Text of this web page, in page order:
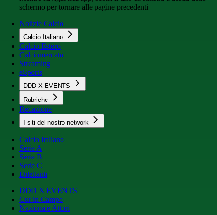
schermo per tornare alle pagine precedenti
Notizie Calcio
Calcio Italiano
Calcio Estero
Calciomercato
Streaming
eSports
DDD X EVENTS
Rubriche
Redazione
I siti del nostro network
Calcio Italiano
Serie A
Serie B
Serie C
Dilettanti
DDD X EVENTS
Cur in Campo
Nazionale Attori